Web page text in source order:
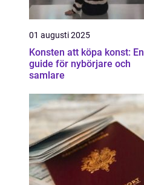
01 augusti 2025
Konsten att köpa konst: En
guide för nybörjare och
samlare